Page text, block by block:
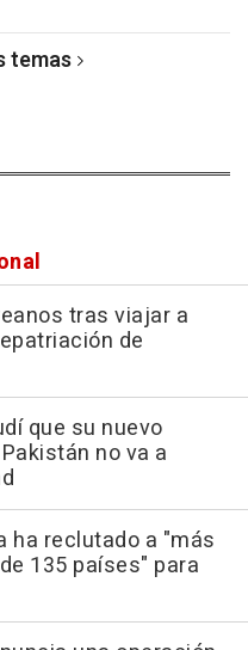
temas
tras viajar a
de
que su nuevo
no va a
ha reclutado a "más
135 países" para